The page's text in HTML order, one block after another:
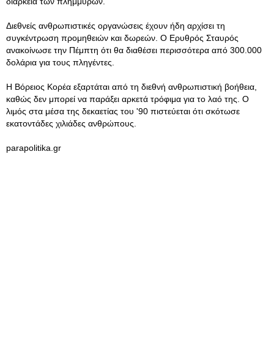
Διεθνείς ανθρωπιστικές οργανώσεις έχουν ήδη αρχίσει τη
συγκέντρωση προμηθειών και δωρεών. Ο Ερυθρός Σταυρός
ανακοίνωσε την Πέμπτη ότι θα διαθέσει περισσότερα από 300.000
δολάρια για τους πληγέντες.
Η Βόρειος Κορέα εξαρτάται από τη διεθνή ανθρωπιστική βοήθεια,
καθώς δεν μπορεί να παράξει αρκετά τρόφιμα για το λαό της. Ο
λιμός στα μέσα της δεκαετίας του '90 πιστεύεται ότι σκότωσε
εκατοντάδες χιλιάδες ανθρώπους.
parapolitika.gr